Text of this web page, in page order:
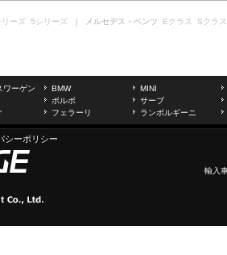
リーズ 5シリーズ ｜ メルセデス・ベンツ Eクラス Sクラス
ワーゲン BMW
MINI
ボルボ
サーブ
フェラーリ ランボルギーニ
シーポリシー
輸入